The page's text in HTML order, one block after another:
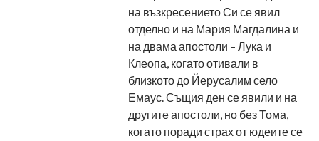
на възкресението Си се явил
отделно и на Мария Магдалина и
на двама апостоли – Лука и
Клеопа, когато отивали в
близкото до Йерусалим село
Емаус. Същия ден се явили и на
другите апостоли, но без Тома,
когато поради страх от юдеите се